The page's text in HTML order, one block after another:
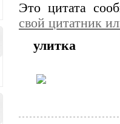
Это цитата
свой цитатник
улитка